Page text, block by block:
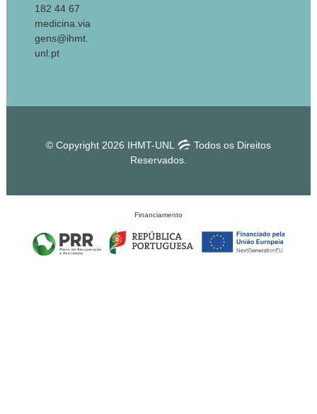
182 44 67
medicina.via
gens@ihmt.
unl.pt
© Copyright 2026 IHMT-UNL
Todos os Direitos
Reservados.
Financiamento